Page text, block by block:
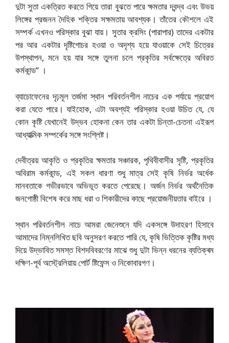
দুটা সুতা একত্রিত করতে গিয়ে তারা বুঝতে পারে ক্ষমতার দ্বন্দ্ব এবং উভয়
লিঙ্গের প্রজনন দৈহিক শক্তির সক্ষমতায় আবশ্যক। তাঁতের কৌশলে এই
সম্পর্ক এখনও পরিস্কার বুঝা যায়। সুতার ক্রসিং (পারাপার) তাদের একটার
পর আর একটার দৃষ্টিগোচর হওয়া ও অদৃশ্য হয়ে যাওয়াকে সেই চিত্রের
উপস্থাপন, মনে হয় যার সঙ্গে তুলনা চলে প্রকৃতির সর্বক্ষেত্রে অবিরত
কর্মকান্ড” ।
ব্যাচোফেনের দৃঢ়মূল তর্জমা স্থান পরিবর্তনশীল নাচের এক পর্যায়ে প্রয়োগ
করা যেতে পারে। যাইহোক, এটা অবশ্যই পরিস্কার হওয়া উচিত যে, যে
কোন কৃষ্টি যেখানেই উদ্ভব হোকনা কেন তার একটা চিন্তা-চেতনা এইরূপ
আধ্যাত্মিক সম্পর্কের সঙ্গে সংশ্লিষ্ট।
দেবীত্রয় আকৃতি ও প্রকৃতির ক্ষমতার সঞ্চারক, পৃথিবীবাসীর সৃষ্টি, প্রকৃতির
অবিরাম কর্মকান্ড, এই সকল ধারণা শুধু মাত্র সেই কৃষি নির্ভর অর্ধেক
মানবতাকে গভীরভাবে অভিভূত করতে পেরেছে। অর্জন নির্ভর অর্থনৈতিক
জনগোষ্ঠী বিশেষ করে মাছ ধরা ও শিকারীদের কাছে প্রয়োজনীয়তার বাইরে ।
স্থান পরিবর্তনশীল নাচে আমরা জেনেশুনে যদি একসঙ্গে উদাহরণ হিসাবে
আমাদের নিম্নলিখিত ছবি অনুসরণ করতে পারি যে, কৃষি ভিত্তিক কৃষ্টির মধ্য
দিয়ে উদ্ভাবিত সমস্ত বিশদবিবরণের মাঝে শুধু দুটা ভিন্ন ধরনের ব্যতিক্ৰম
দক্ষিণ-পূর্ব অস্ট্রেলিয়ায় পোর্ট ষ্টিফেন্স ও নিকোবারগণ।